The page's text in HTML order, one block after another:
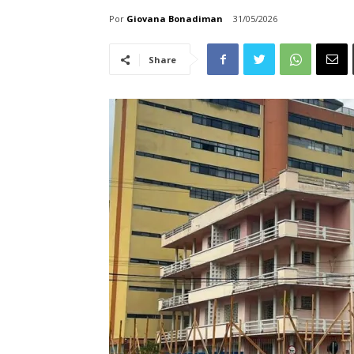
Por Giovana Bonadiman 31/05/2026
Share